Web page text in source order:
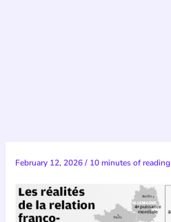
February 12, 2026/ 10 minutes of reading